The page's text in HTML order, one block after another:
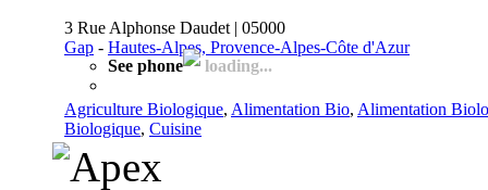
3 Rue Alphonse Daudet | 05000
Gap - Hautes-Alpes, Provence-Alpes-Côte d'Azur
See phone
loading...
Agriculture Biologique, Alimentation Bio, Alimentation
Biologique, Cuisine